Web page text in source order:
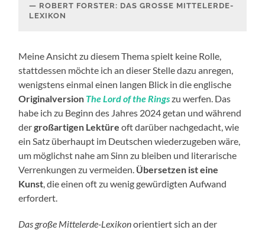
ROBERT FORSTER: DAS GROSSE MITTELERDE-L
EXIKON
Meine Ansicht zu diesem Thema spielt keine Rolle,
stattdessen möchte ich an dieser Stelle dazu anregen,
wenigstens einmal einen langen Blick in die englische
Originalversion The Lord of the Ringszu werfen. Das
habe ich zu Beginn des Jahres 2024 getan und während
dergroßartigen Lektüre oft darüber nachgedacht, wie
ein Satz überhaupt im Deutschen wiederzugeben wäre,
um möglichst nahe am Sinn zu bleiben und literarische
Verrenkungen zu vermeiden. Übersetzen ist eine
Kunst, die einen oft zu wenig gewürdigten Aufwand
erfordert.
Das große Mittelerde-Lexikonorientiert sich an der